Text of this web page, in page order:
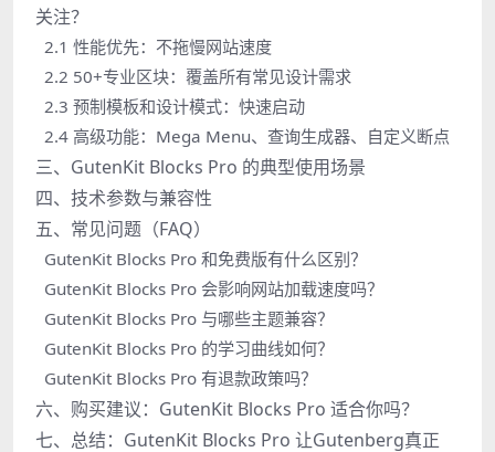
关注？
2.1 性能优先：不拖慢网站速度
2.2 50+专业区块：覆盖所有常见设计需求
2.3 预制模板和设计模式：快速启动
2.4 高级功能：Mega Menu、查询生成器、自定义断点
三、GutenKit Blocks Pro 的典型使用场景
四、技术参数与兼容性
五、常见问题（FAQ）
GutenKit Blocks Pro 和免费版有什么区别？
GutenKit Blocks Pro 会影响网站加载速度吗？
GutenKit Blocks Pro 与哪些主题兼容？
GutenKit Blocks Pro 的学习曲线如何？
GutenKit Blocks Pro 有退款政策吗？
六、购买建议：GutenKit Blocks Pro 适合你吗？
七、总结：GutenKit Blocks Pro 让Gutenberg真正